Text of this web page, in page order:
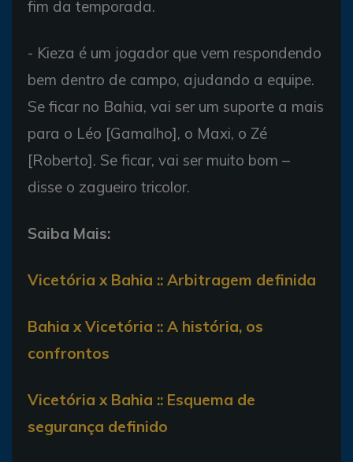
fim da temporada.
- Kieza é um jogador que vem respondendo
bem dentro de campo, ajudando a equipe.
Se ficar no Bahia, vai ser um suporte a mais
para o Léo [Gamalho], o Maxi, o Zé
[Roberto]. Se ficar, vai ser muito bom –
disse o zagueiro tricolor.
Saiba Mais:
Vicetória x Bahia :: Arbitragem definida
Bahia x Vicetória :: A história, os
confrontos
Vicetória x Bahia :: Esquema de
segurança definido